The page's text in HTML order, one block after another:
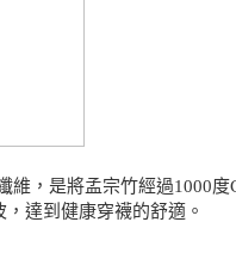
，是將孟宗竹經過1000
達到健康穿襪的舒適。